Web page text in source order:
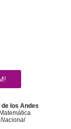
los Andes